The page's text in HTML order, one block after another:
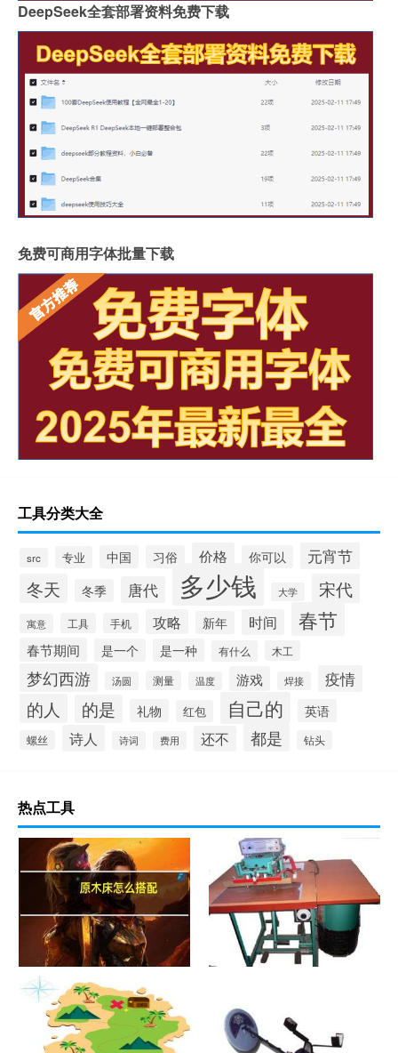
DeepSeek全套部署资料免费下载
免费可商用字体批量下载
工具分类大全
src 专业 中国 习俗 价格 你可以 元宵节
冬天 冬季 唐代 多少钱 大学 宋代
寓意 工具 手机 攻略 新年 时间 春节
春节期间 是一个 是一种 有什么 木工
梦幻西游 汤圆 测量 温度 游戏 焊接 疫情
的人 的是 礼物 红包 自己的 英语
螺丝 诗人 诗词 费用 还不 都是 钻头
热点工具
原木床怎么搭配